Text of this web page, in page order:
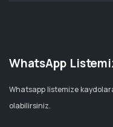
WhatsApp
Whatsapp listemize
olabilirsiniz.